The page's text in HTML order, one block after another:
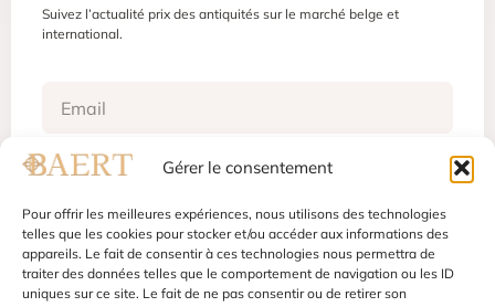
Gérer le consentement
Pour offrir les meilleures expériences, nous utilisons des technologies
telles que les cookies pour stocker et/ou accéder aux informations des
appareils. Le fait de consentir à ces technologies nous permettra de
traiter des données telles que le comportement de navigation ou les ID
uniques sur ce site. Le fait de ne pas consentir ou de retirer son
Suivez l’actualité prix des antiquités sur le marché belge et
international.
S'inscrire
Mentions légales
Conditions d'utilisation